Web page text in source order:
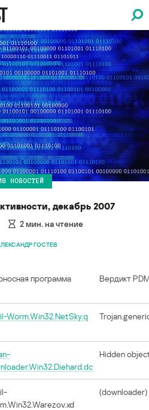
НОВОСТЕЙ
декабрь 2007
2мин. на чтение
ГОСТЕВ
программа Вердикт
Worm.Win32.NetSky.q
Hidden
(downloader)